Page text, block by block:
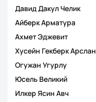
Давид Дакул Челик
Айберк Арматура
Ахмет Эджевит
Хусейн Гекберк Арслан
Огужан Угурлу
Юсель Великий
Илкер Ясин Авч